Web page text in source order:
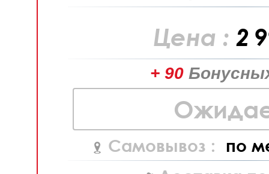
Цена : 2
+ 90
Самовывоз : по